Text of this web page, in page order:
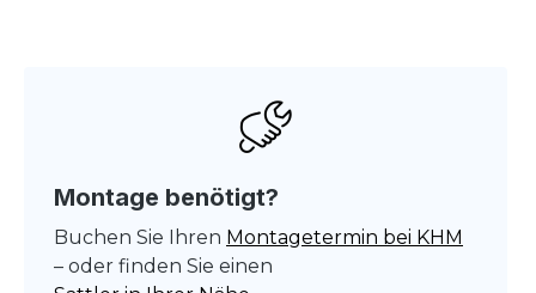
Montage benötigt?
Buchen Sie Ihren Montagetermin bei KHM
– oder finden Sie einen